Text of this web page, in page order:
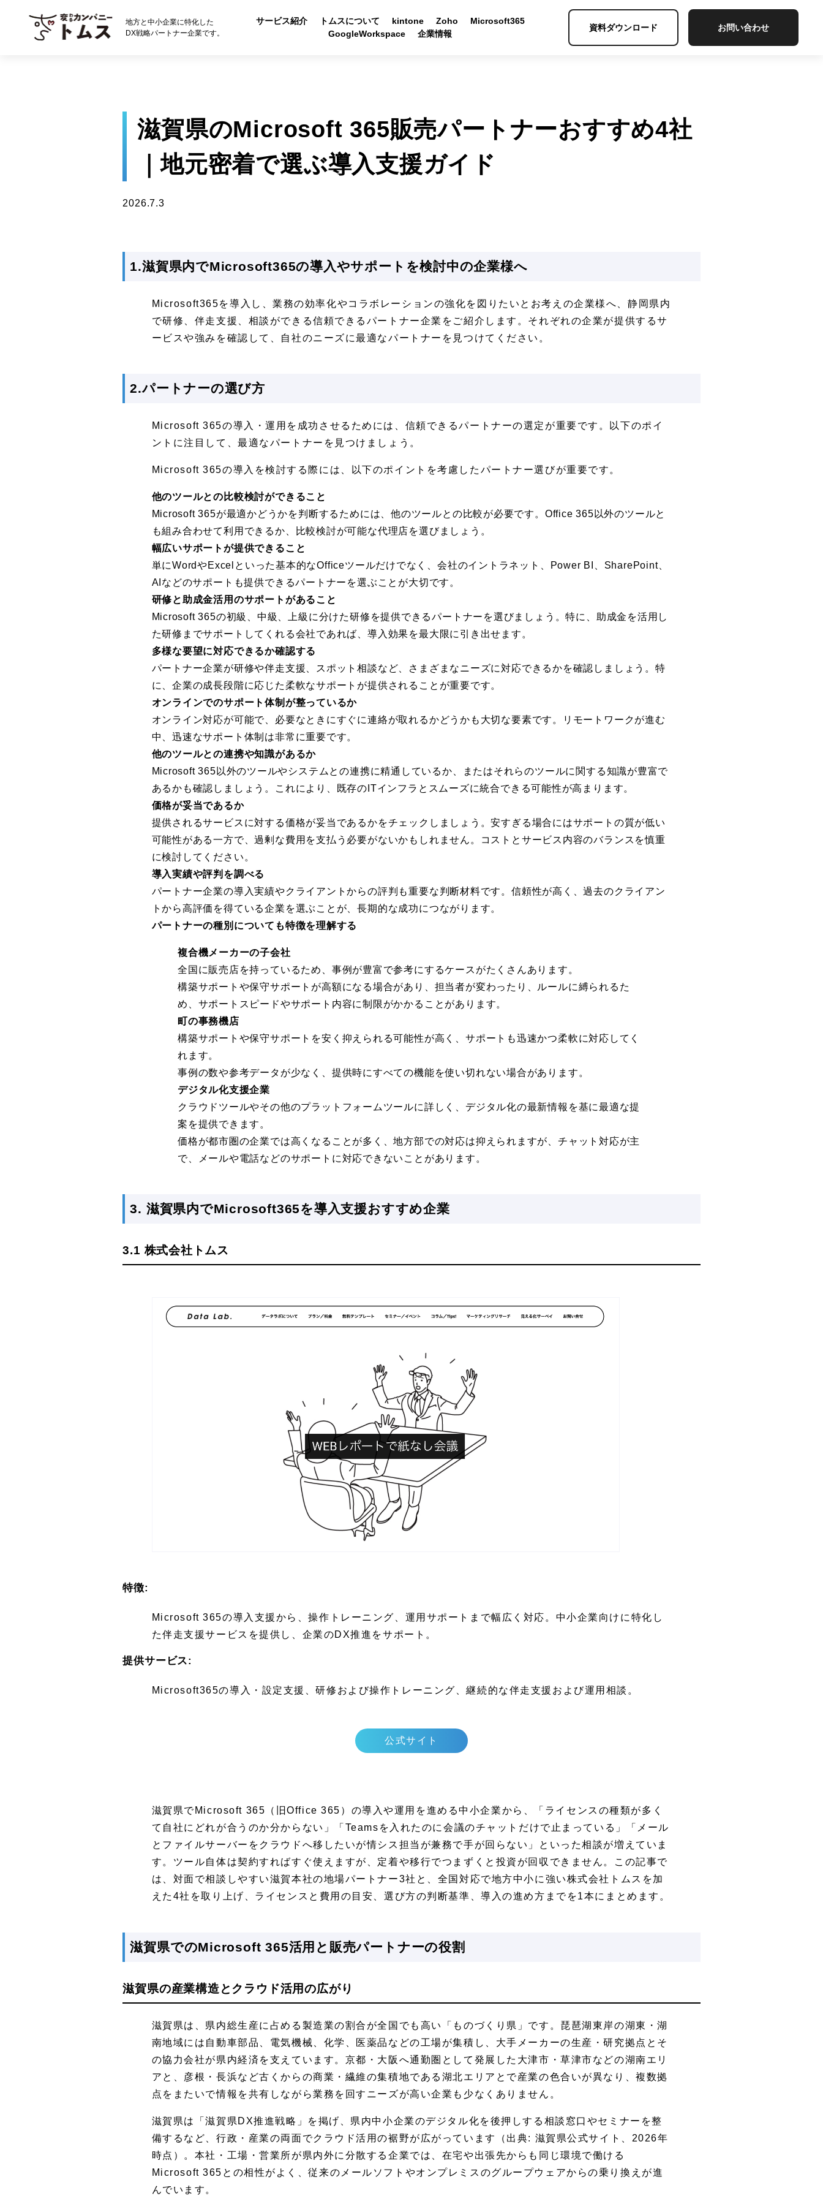
地方と中小企業に特化した
DX戦略パートナー企業です。
サービス紹介 トムスについて kintone Zoho
Microsoft365
GoogleWorkspace
企業情報
資料ダウンロード お問い合わせ
滋賀県のMicrosoft 365販売パートナーおすすめ4社
｜地元密着で選ぶ導入支援ガイド
2026.7.3
1.滋賀県内でMicrosoft365の導入やサポートを検討中の企業様へ
Microsoft365を導入し、業務の効率化やコラボレーションの強化を図りたいとお考えの企業様へ、静岡県内
で研修、伴走支援、相談ができる信頼できるパートナー企業をご紹介します。それぞれの企業が提供するサ
ービスや強みを確認して、自社のニーズに最適なパートナーを見つけてください。
2.パートナーの選び方
Microsoft 365の導入・運用を成功させるためには、信頼できるパートナーの選定が重要です。以下のポイ
ントに注目して、最適なパートナーを見つけましょう。
Microsoft 365の導入を検討する際には、以下のポイントを考慮したパートナー選びが重要です。
他のツールとの比較検討ができること
Microsoft 365が最適かどうかを判断するためには、他のツールとの比較が必要です。Office 365以外のツールと
も組み合わせて利用できるか、比較検討が可能な代理店を選びましょう。
幅広いサポートが提供できること
単にWordやExcelといった基本的なOfficeツールだけでなく、会社のイントラネット、Power BI、SharePoint、
AIなどのサポートも提供できるパートナーを選ぶことが大切です。
研修と助成金活用のサポートがあること
Microsoft 365の初級、中級、上級に分けた研修を提供できるパートナーを選びましょう。特に、助成金を活用し
た研修までサポートしてくれる会社であれば、導入効果を最大限に引き出せます。
多様な要望に対応できるか確認する
パートナー企業が研修や伴走支援、スポット相談など、さまざまなニーズに対応できるかを確認しましょう。特
に、企業の成長段階に応じた柔軟なサポートが提供されることが重要です。
オンラインでのサポート体制が整っているか
オンライン対応が可能で、必要なときにすぐに連絡が取れるかどうかも大切な要素です。リモートワークが進む
中、迅速なサポート体制は非常に重要です。
他のツールとの連携や知識があるか
Microsoft 365以外のツールやシステムとの連携に精通しているか、またはそれらのツールに関する知識が豊富で
あるかも確認しましょう。これにより、既存のITインフラとスムーズに統合できる可能性が高まります。
価格が妥当であるか
提供されるサービスに対する価格が妥当であるかをチェックしましょう。安すぎる場合にはサポートの質が低い
可能性がある一方で、過剰な費用を支払う必要がないかもしれません。コストとサービス内容のバランスを慎重
に検討してください。
導入実績や評判を調べる
パートナー企業の導入実績やクライアントからの評判も重要な判断材料です。信頼性が高く、過去のクライアン
トから高評価を得ている企業を選ぶことが、長期的な成功につながります。
パートナーの種別についても特徴を理解する
複合機メーカーの子会社
全国に販売店を持っているため、事例が豊富で参考にするケースがたくさんあります。
構築サポートや保守サポートが高額になる場合があり、担当者が変わったり、ルールに縛られるた
め、サポートスピードやサポート内容に制限がかかることがあります。
町の事務機店
構築サポートや保守サポートを安く抑えられる可能性が高く、サポートも迅速かつ柔軟に対応してく
れます。
事例の数や参考データが少なく、提供時にすべての機能を使い切れない場合があります。
デジタル化支援企業
クラウドツールやその他のプラットフォームツールに詳しく、デジタル化の最新情報を基に最適な提
案を提供できます。
価格が都市圏の企業では高くなることが多く、地方部での対応は抑えられますが、チャット対応が主
で、メールや電話などのサポートに対応できないことがあります。
3. 滋賀県内でMicrosoft365を導入支援おすすめ企業
3.1 株式会社トムス
特徴:
Microsoft 365の導入支援から、操作トレーニング、運用サポートまで幅広く対応。中小企業向けに特化し
た伴走支援サービスを提供し、企業のDX推進をサポート。
提供サービス:
Microsoft365の導入・設定支援、研修および操作トレーニング、継続的な伴走支援および運用相談。
公式サイト
滋賀県でMicrosoft 365（旧Office 365）の導入や運用を進める中小企業から、「ライセンスの種類が多く
て自社にどれが合うのか分からない」「Teamsを入れたのに会議のチャットだけで止まっている」「メール
とファイルサーバーをクラウドへ移したいが情シス担当が兼務で手が回らない」といった相談が増えていま
す。ツール自体は契約すればすぐ使えますが、定着や移行でつまずくと投資が回収できません。この記事で
は、対面で相談しやすい滋賀本社の地場パートナー3社と、全国対応で地方中小に強い株式会社トムスを加
えた4社を取り上げ、ライセンスと費用の目安、選び方の判断基準、導入の進め方までを1本にまとめます。
滋賀県でのMicrosoft 365活用と販売パートナーの役割
滋賀県の産業構造とクラウド活用の広がり
滋賀県は、県内総生産に占める製造業の割合が全国でも高い「ものづくり県」です。琵琶湖東岸の湖東・湖
南地域には自動車部品、電気機械、化学、医薬品などの工場が集積し、大手メーカーの生産・研究拠点とそ
の協力会社が県内経済を支えています。京都・大阪へ通勤圏として発展した大津市・草津市などの湖南エリ
アと、彦根・長浜など古くからの商業・繊維の集積地である湖北エリアとで産業の色合いが異なり、複数拠
点をまたいで情報を共有しながら業務を回すニーズが高い企業も少なくありません。
滋賀県は「滋賀県DX推進戦略」を掲げ、県内中小企業のデジタル化を後押しする相談窓口やセミナーを整
備するなど、行政・産業の両面でクラウド活用の裾野が広がっています（出典: 滋賀県公式サイト、2026年
時点）。本社・工場・営業所が県内外に分散する企業では、在宅や出張先からも同じ環境で働ける
Microsoft 365との相性がよく、従来のメールソフトやオンプレミスのグループウェアからの乗り換えが進
んでいます。